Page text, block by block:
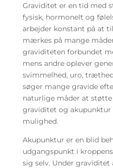
Graviditet er en tid med
fysisk, hormonelt og
arbejder konstant på at
mærkes på mange
graviditeten forbundet
mens andre oplever
svimmelhed, uro,
søger mange gravide
naturlige måder at støtte
graviditet og
mulighed.
Akupunktur er en blid
udgangspunkt i
sig selv. Under graviditet